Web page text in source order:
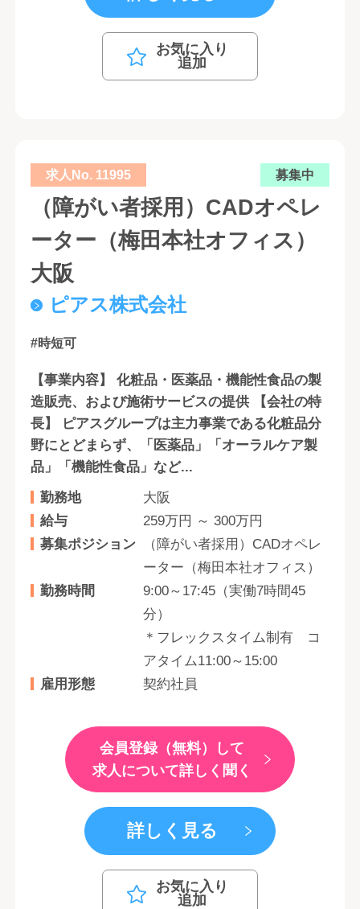
お気に入り
追加
求人No. 11995 募集中
（障がい者採用）CADオペレ
ーター（梅田本社オフィス）
大阪
ピアス株式会社
#時短可
【事業内容】 化粧品・医薬品・機能性食品の製
造販売、および施術サービスの提供 【会社の特
長】 ピアスグループは主力事業である化粧品分
野にとどまらず、「医薬品」「オーラルケア製
品」「機能性食品」など...
勤務地
大阪
給与
259万円 ～ 300万円
募集ポジション
（障がい者採用）CADオペレ
ーター（梅田本社オフィス）
勤務時間
9:00～17:45（実働7時間45
分）
＊フレックスタイム制有 コ
アタイム11:00～15:00
雇用形態
契約社員
会員登録（無料）して
求人について詳しく聞く
詳しく見る
お気に入り
追加